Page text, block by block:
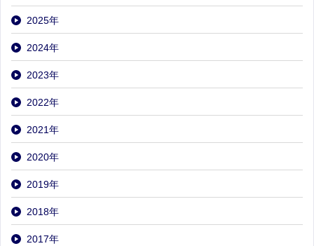
2025年
2024年
2023年
2022年
2021年
2020年
2019年
2018年
2017年